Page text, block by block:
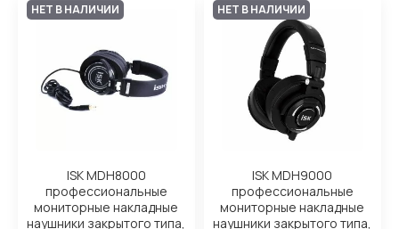
НЕТ В НАЛИЧИИ
ISK MDH8000
профессиональные
мониторные накладные
наушники закрытого типа,
НЕТ В НАЛИЧИИ
ISK MDH9000
профессиональные
мониторные накладные
наушники закрытого типа,